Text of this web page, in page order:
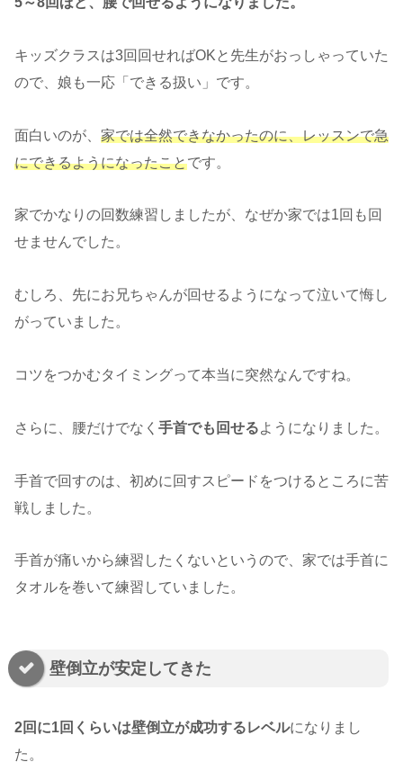
キッズクラスは3回回せればOKと先生がおっしゃっていた
ので、娘も一応「できる扱い」です。
面白いのが、 家では全然できなかったのに、レッスンで急
にできるようになったことです。
家でかなりの回数練習しましたが、なぜか家では1回も回
せませんでした。
むしろ、先にお兄ちゃんが回せるようになって泣いて悔し
がっていました。
コツをつかむタイミングって本当に突然なんですね。
さらに、腰だけでなく 手首でも回せるようになりました。
手首で回すのは、初めに回すスピードをつけるところに苦
戦しました。
手首が痛いから練習したくないというので、家では手首に
タオルを巻いて練習していました。
壁倒立が安定してきた
2回に1回くらいは壁倒立が成功するレベルになりまし
た。